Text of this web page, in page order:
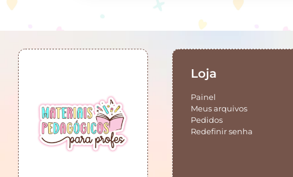
Loja
Painel
Meus arquivos
Pedidos
Redefinir senha